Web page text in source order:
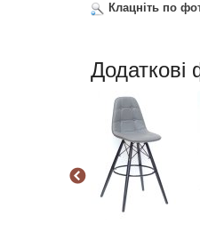
Клацніть по
Додаткові